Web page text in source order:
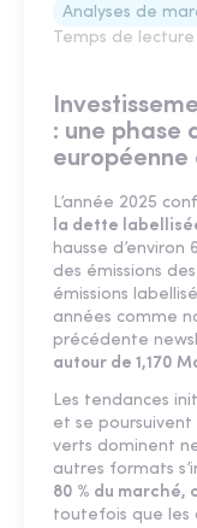
Analyses de
Temps de lecture
: une phase
L’année 2025
la dette
hausse
des émissions
émissions
années comme
précédente
autour de 1,170
Les tendances
et se
verts dominent
autres formats
80 % du marché,
toutefois que les